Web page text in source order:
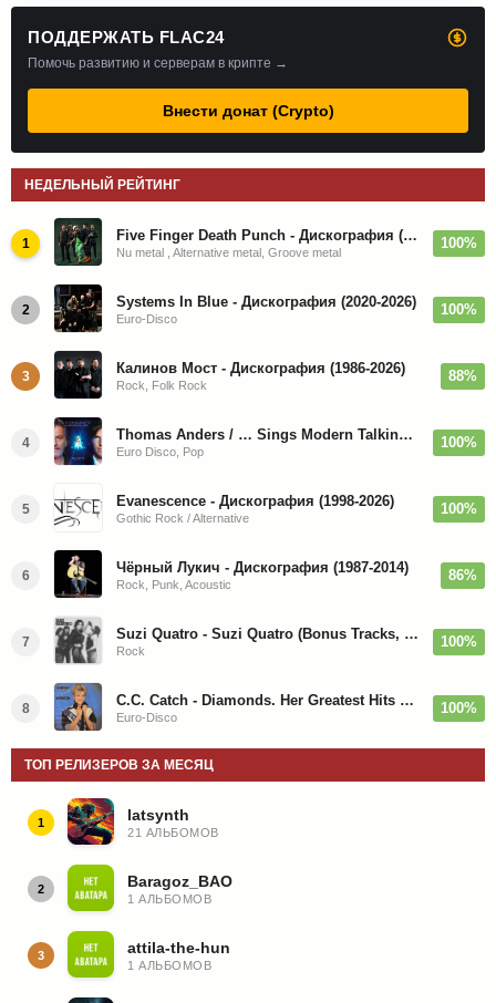
ПОДДЕРЖАТЬ FLAC24
Помочь развитию и серверам в крипте →
Внести донат (Crypto)
НЕДЕЛЬНЫЙ РЕЙТИНГ
1 Five Finger Death Punch - Дискография (2008-2026)
Nu metal , Alternative metal, Groove metal
100%
2 Systems In Blue - Дискография (2020-2026)
Euro-Disco
100%
3 Калинов Мост - Дискография (1986-2026)
Rock, Folk Rock
88%
4 Thomas Anders / … Sings Modern Talking: The Best hi-res
Euro Disco, Pop
100%
5 Evanescence - Дискография (1998-2026)
Gothic Rock / Alternative
100%
6 Чёрный Лукич - Дискография (1987-2014)
Rock, Punk, Acoustic
86%
7 Suzi Quatro - Suzi Quatro (Bonus Tracks, Remaster) 1973/2022
Rock
100%
8 C.C. Catch - Diamonds. Her Greatest Hits 1988
Euro-Disco
100%
ТОП РЕЛИЗЕРОВ ЗА МЕСЯЦ
1 latsynth
21 АЛЬБОМОВ
2 Baragoz_BAO
1 АЛЬБОМОВ
3 attila-the-hun
1 АЛЬБОМОВ